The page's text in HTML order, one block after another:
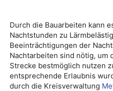
Durch die Bauarbeiten kann
Nachtstunden zu
Beeinträchtigungen der
Nachtarbeiten sind nötig, um
Strecke bestmöglich nutzen
entsprechende Erlaubnis
durch die Kreisverwaltung